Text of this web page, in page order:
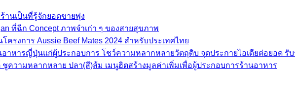
านเป็นที่รู้จักยอดขายพุ่ง
ที่ฉีก Concept ภาพจำเก่า ๆ ของสายสุขภาพ
ครงการ Aussie Beef Mates 2024 สำหรับประเทศไทย
าหารญี่ปุ่นแก่ผู้ประกอบการ โชว์ความหลากหลายวัตถุดิบ จุดประกายไอเดียต่อยอด รั
ชูความหลากหลาย ปลา(สี)ส้ม เมนูฮิตสร้างมูลค่าเพิ่มเพื่อผู้ประกอบการร้านอาหาร